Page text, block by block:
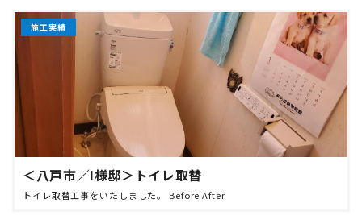
施工実績
＜八戸市／I様邸＞トイレ取替
トイレ取替工事をいたしました。 Before After